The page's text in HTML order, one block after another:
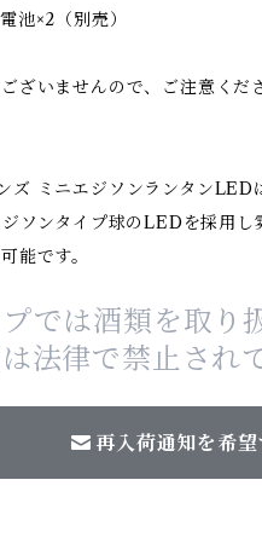
池×2（別売）
ざいませんので、ご注意くだ
ミニエジソンランタンLED
ソンタイプ球のLEDを採用し
能です。
では酒類を取り
法律で禁止され
再入荷通知を希望